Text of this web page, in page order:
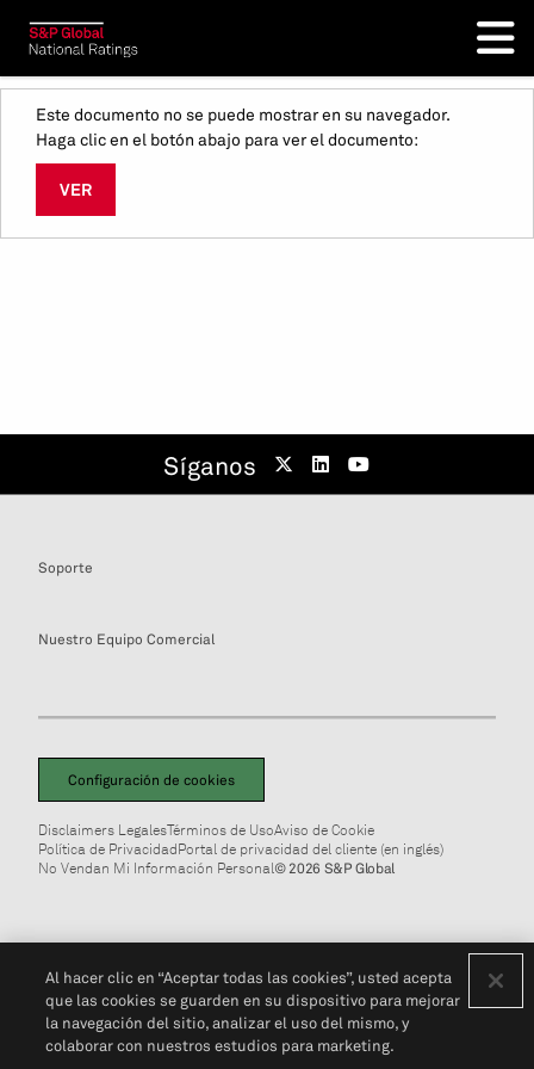
Este documento no se puede mostrar en su navegador.
Haga clic en el botón abajo para ver el documento:
VER
Síganos
Soporte
Nuestro Equipo Comercial
Configuración de cookies
Disclaimers LegalesTérminos de UsoAviso de Cookie
Política de PrivacidadPortal de privacidad del cliente (en inglés)
No Vendan Mi Información Personal© 2026 S&P Global
Al hacer clic en “Aceptar todas las cookies”, usted acepta
que las cookies se guarden en su dispositivo para mejorar
la navegación del sitio, analizar el uso del mismo, y
colaborar con nuestros estudios para marketing.